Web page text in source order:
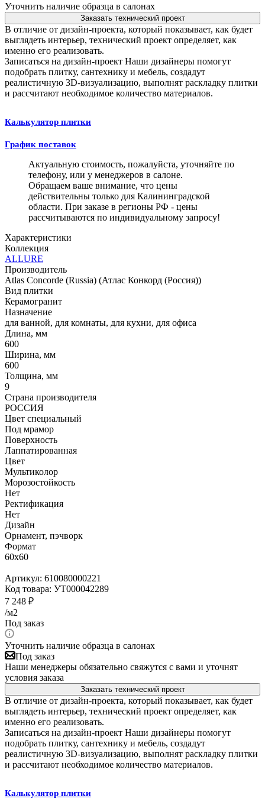
Уточнить наличие образца в салонах
Заказать технический проект
В отличие от дизайн-проекта, который показывает, как будет
выглядеть интерьер, технический проект определяет, как
именно его реализовать.
Записаться на дизайн-проект Наши дизайнеры помогут
подобрать плитку, сантехнику и мебель, создадут
реалистичную 3D-визуализацию, выполнят раскладку плитки
и рассчитают необходимое количество материалов.
Калькулятор плитки
График поставок
Актуальную стоимость, пожалуйста, уточняйте по
телефону, или у менеджеров в салоне.
Обращаем ваше внимание, что цены
действительны только для Калининградской
области. При заказе в регионы РФ - цены
рассчитываются по индивидуальному запросу!
Характеристики
Коллекция
ALLURE
Производитель
Atlas Concorde (Russia) (Атлас Конкорд (Россия))
Вид плитки
Керамогранит
Назначение
для ванной, для комнаты, для кухни, для офиса
Длина, мм
600
Ширина, мм
600
Толщина, мм
9
Страна производителя
РОССИЯ
Цвет специальный
Под мрамор
Поверхность
Лаппатированная
Цвет
Мультиколор
Морозостойкость
Нет
Ректификация
Нет
Дизайн
Орнамент, пэчворк
Формат
60x60
Артикул: 610080000221
Код товара: УТ000042289
7 248 ₽
/м2
Под заказ
Уточнить наличие образца в салонах
Под заказ
Наши менеджеры обязательно свяжутся с вами и уточнят
условия заказа
Заказать технический проект
В отличие от дизайн-проекта, который показывает, как будет
выглядеть интерьер, технический проект определяет, как
именно его реализовать.
Записаться на дизайн-проект Наши дизайнеры помогут
подобрать плитку, сантехнику и мебель, создадут
реалистичную 3D-визуализацию, выполнят раскладку плитки
и рассчитают необходимое количество материалов.
Калькулятор плитки